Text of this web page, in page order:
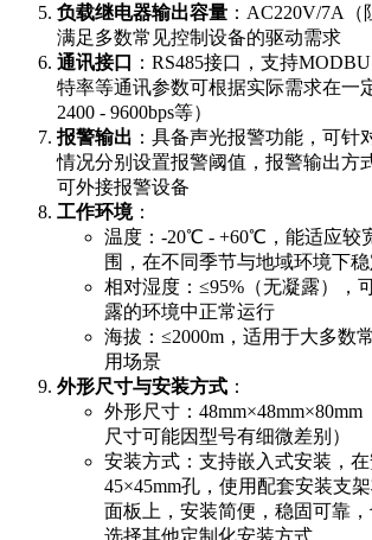
负载继电器输出容量 ：AC220V/7A
满足多数常见控制设备的驱动需求
通讯接口
：RS485接口，支持
特率等通讯参数可根据实际需求在一
2400 - 9600bps等）
报警输出 ：具备声光报警功能，可针
情况分别设置报警阈值，报警输出方
可外接报警设备
工作环境：
温度：-20℃ - +60℃，能适应较
围，在不同季节与地域环境下
相对湿度：≤95%（无凝露），
露的环境中正常运行
海拔：≤2000m，适用于大多数
用场景
外形尺寸与安装方式 ：
外形尺寸：
尺寸可能因型号有细微差别）
安装方式：支持嵌入式安装，
45×45mm孔，使用配套安装支
面板上，安装简便，稳固可靠
选择其他定制化安装方式